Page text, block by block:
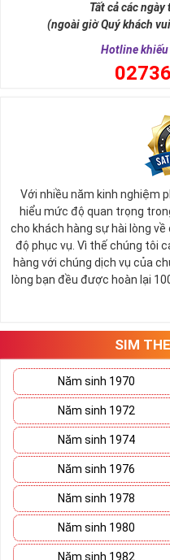
Ý
Theo quan niệm phong thủy
Số 2 tượng trưng cho sự cân
trời. Sự cân bằng này giúp
nhiều may mắn trong cuộc
Số 2 còn biểu trưng cho lòng
mọi vấn đề. Số 2 giúp cho họ
những hướng giải quyết đúng
tứ 2 cùng xuất hiện trong một
sim tứ quýtăng lên gấp bội. Sở
thần người sở hữu là không
mọi điều tốt đẹp và may mắn
Lợi ích sim Tứ Quý
Tất cả các
(ngoài giờ Quý khách
Hotline khiếu
0
Với nhiều năm kinh nghiệm
hiểu mức độ quan trọng
cho khách hàng sự hài lòng
độ phục vụ. Vì thế chúng tôi
hàng với chúng dịch vụ của
lòng bạn đều được hoàn lại
SIM
Năm sinh 1970
Năm sinh 1972
Năm sinh 1974
Năm sinh 1976
Năm sinh 1978
Năm sinh 1980
Năm sinh 1982